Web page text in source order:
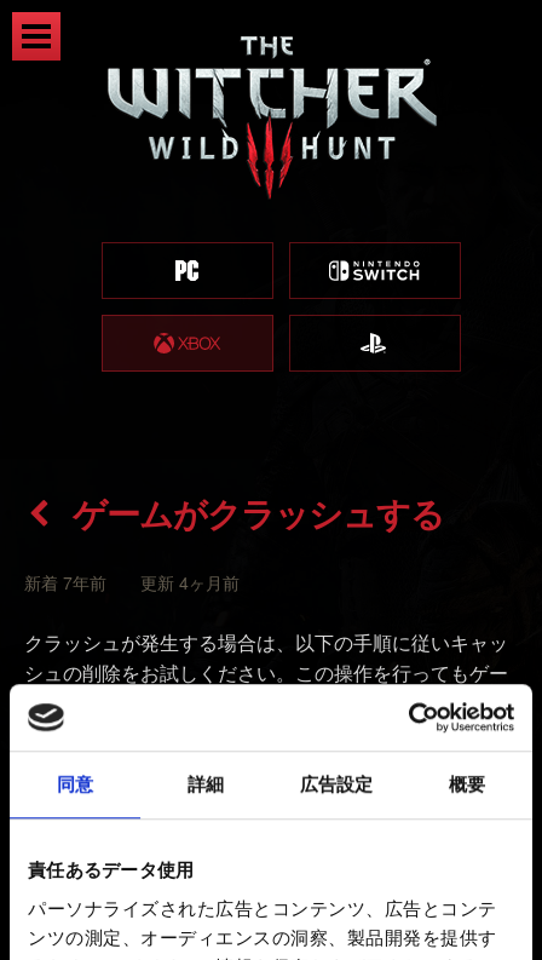
同意 詳細 広告設定 概要
責任あるデータ使用
パーソナライズされた広告とコンテンツ、広告とコンテ
ンツの測定、オーディエンスの洞察、製品開発を提供す
ゲームがクラッシュする
新着 7年前 更新 4ヶ月前
クラッシュが発生する場合は、以下の手順に従いキャッ
シュの削除をお試しください。この操作を行ってもゲー
ムやセーブデータは削除されませんのでご安心くださ
い。
1. XboxのコントローラーまたはXboxの電源オフボタン
を使用して、Xboxの電源を切ります
2. Xbox 背部から電源ケーブルを抜きます
3. 2分以上待ちます
4. 電源ケーブルを指し直します
5. Xboxの電源を入れ直します